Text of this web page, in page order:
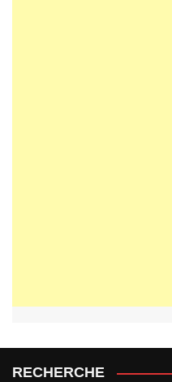
RECHERCHE